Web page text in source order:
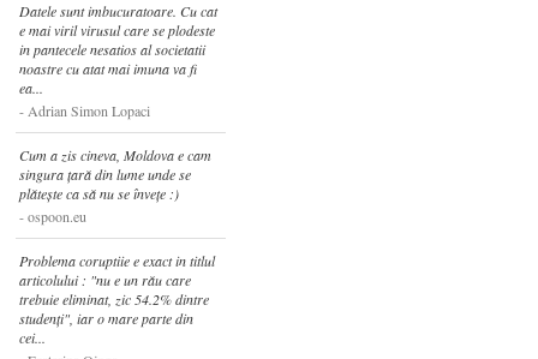
Datele sunt imbucuratoare. Cu cat
e mai viril virusul care se plodeste
in pantecele nesatios al societatii
noastre cu atat mai imuna va fi
ea...
Adrian Simon Lopaci
Cum a zis cineva, Moldova e cam
singura țară din lume unde se
plătește ca să nu se învețe :)
ospoon.eu
Problema coruptiie e exact in titlul
articolului : "nu e un rău care
trebuie eliminat, zic 54.2% dintre
studenți", iar o mare parte din
cei...